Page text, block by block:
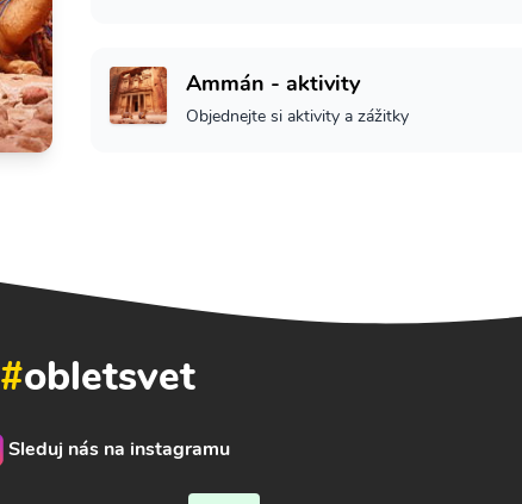
Ammán - aktivity
Objednejte si aktivity a zážitky
#obletsvet
Sleduj nás na instagramu